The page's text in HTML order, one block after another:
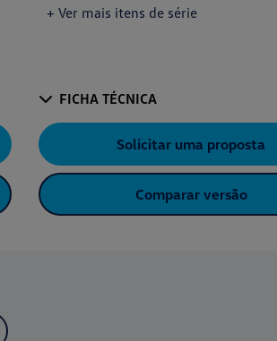
+ Ver mais itens de série
FICHA TÉCNICA
Solicitar uma proposta
Comparar versão